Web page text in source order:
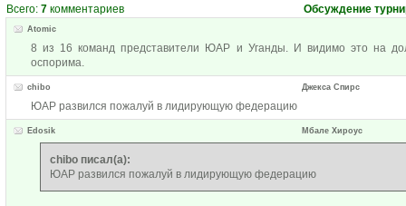
Всего: 7 комментариев Обсуждение
Atomic
8 из 16 команд представители ЮАР и Уганды. И видимо это на
оспорима.
chibo Джекса Спирс
ЮАР развился пожалуй в лидирующую федерацию
Edosik Мбале Хироус
chibo писал(а):
ЮАР развился пожалуй в лидирующую федерацию